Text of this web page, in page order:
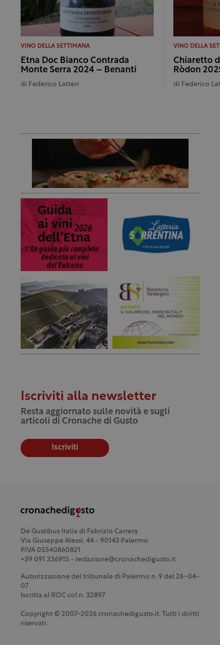
VINO DELLA SETTIMANA
Etna Doc Bianco Contrada
Monte Serra 2024 – Benanti
di Federico Latteri
VINO DELLA
Chiaretto
Ròdon
di Federico
Iscriviti alla newsletter
Resta aggiornato sulle novità e sugli
articoli di Cronache di Gusto
Iscriviti
De Gustibus Italia di Fabrizio Carrera
Via Giuseppe Alessi, 44 - 90143 Palermo
P.IVA 05540860821
+39 091 336915 - redazione@cronachedigusto.it
Autorizzazione del tribunale di Palermo n. 9 del 26-04-
07
Iscritta al ROC col n. 32897
Copyright © 2007-2026 cronachedigusto.it. Tutti i diritti
riservati.